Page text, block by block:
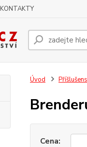
KONTAKTY
Úvod
Cena: